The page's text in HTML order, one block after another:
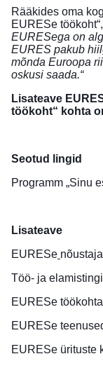
Rääkides oma
EURESe
EURESega on
EURES pakub
mõnda Euroopa
oskusi saada.“
Lisateave
töökoht“ kohta
Seotud lingid
Programm „Sinu
Lisateave
EURESe
Töö- ja
EURESe
EURESe
EURESe ürituste